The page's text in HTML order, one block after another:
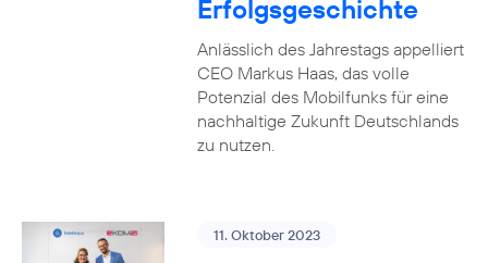
Erfolgsgeschichte
Anlässlich des Jahrestags appelliert
CEO Markus Haas, das volle
Potenzial des Mobilfunks für eine
nachhaltige Zukunft Deutschlands
zu nutzen.
11. Oktober 2023